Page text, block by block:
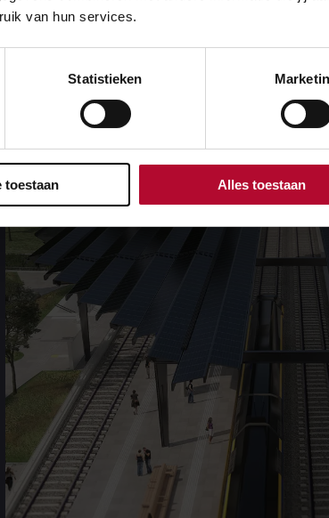
van hun services.
Statistieken
toestaan Alles toestaan